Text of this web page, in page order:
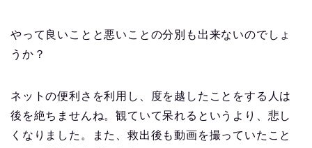
やって良いことと悪いことの分別も出来ないのでしょ
うか？
ネットの便利さを利用し、度を越したことをする人は
後を絶ちませんね。観ていて呆れるというより、悲し
くなりました。また、救出後も動画を撮っていたこと